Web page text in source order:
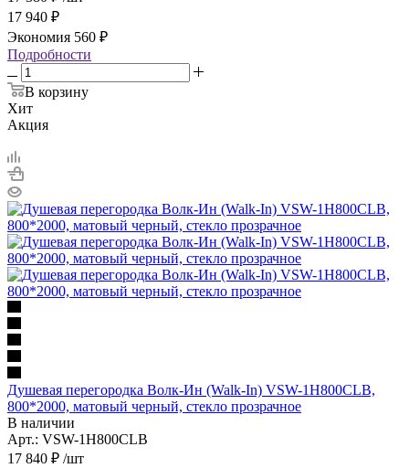
17 940 ₽
Экономия 560 ₽
Подробности
В корзину
Хит
Акция
Душевая перегородка Волк-Ин (Walk-In) VSW-1H800CLB,
800*2000, матовый черный, стекло прозрачное
В наличии
Арт.: VSW-1H800CLB
17 840 ₽ /шт